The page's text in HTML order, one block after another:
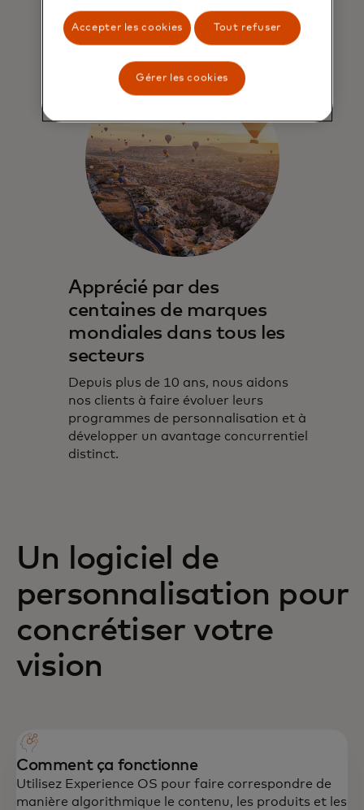
Apprécié par des
centaines de marques
mondiales dans tous les
secteurs
Depuis plus de 10 ans, nous aidons
nos clients à faire évoluer leurs
programmes de personnalisation et à
développer un avantage concurrentiel
distinct.
Un logiciel de
personnalisation pour
concrétiser votre
vision
Comment ça fonctionne
Utilisez Experience OS pour faire correspondre de
manière algorithmique le contenu, les produits et les
Accepter les cookies Tout refuser
Gérer les cookies